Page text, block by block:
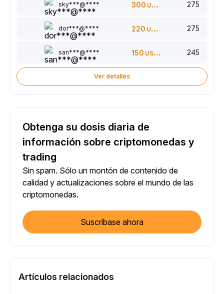
sky***@**** 300 USDT 275
dor***@**** 220 USDT 275
san***@**** 150 USDT 245
Ver detalles
Obtenga su dosis diaria de
información sobre criptomonedas y
trading
Sin spam. Sólo un montón de contenido de
calidad y actualizaciones sobre el mundo de las
criptomonedas.
Suscríbase ahora
Artículos relacionados